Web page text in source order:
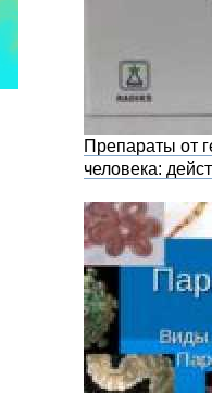
Препараты от
человека: